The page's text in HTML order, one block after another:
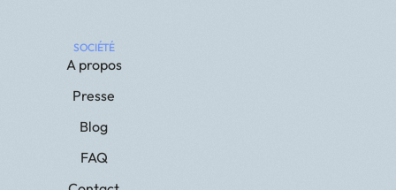
SOCIÉTÉ
A propos
Presse
Blog
FAQ